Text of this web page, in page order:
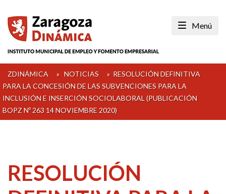
content
Menú
ZDINÁMICA » NOTICIAS » RESOLUCIÓN DEFINITIVA
PARA LA CONCESIÓN DE LAS SUBVENCIONES PARA LA
INCLUSIÓN E INSERCIÓN SOCIOLABORAL (PUBLICACIÓN
BOPZ Nº 263 14 NOVIEMBRE 2020)
RESOLUCIÓN